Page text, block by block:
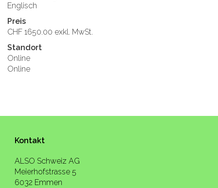
Englisch
Preis
CHF 1650.00 exkl. MwSt.
Standort
Online
Online
Kontakt
ALSO Schweiz AG
Meierhofstrasse 5
6032 Emmen